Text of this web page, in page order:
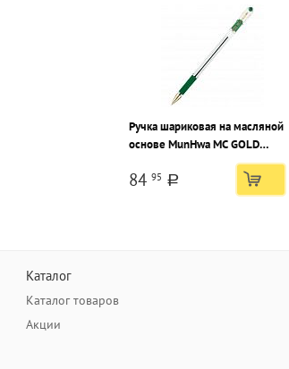
Ручка шариковая на масляной
основе MunHwa MC GOLD
зеленая 0,5 мм, прозрачный
круглый корпус, грип
84 95 a
Каталог
Каталог товаров
Акции